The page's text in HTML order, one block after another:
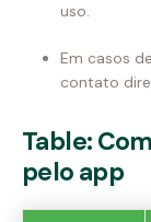
uso.
Em casos
contato
Table:
pelo app